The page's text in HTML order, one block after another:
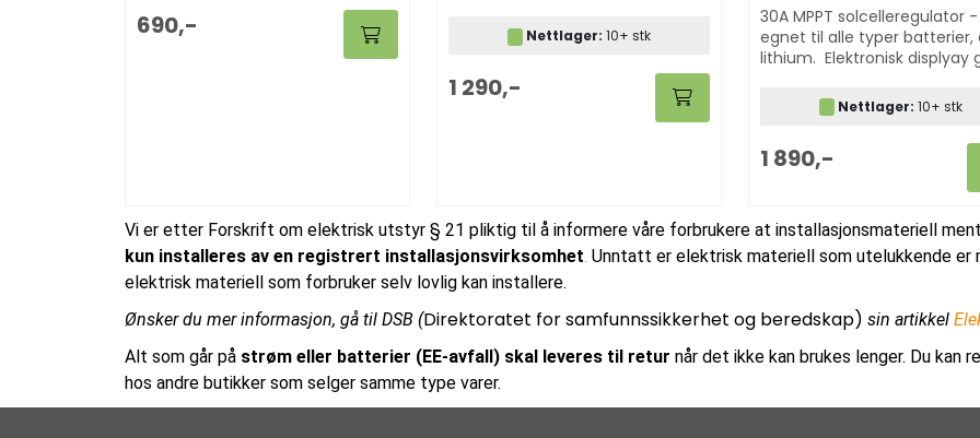
690,- Nettlager: 10+ stk
1 290,-
30A MPPT solcelleregulator - godt
egnet til alle typer batterier,
lithium. Elektronisk displyay
Nettlager: 10+ stk
1 890,-
Vi er etter Forskrift om elektrisk utstyr § 21 pliktig til å informere våre forbrukere at installasjonsmateriell
kun installeres av en registrert installasjonsvirksomhet. Unntatt er elektrisk materiell som utelukkende
elektrisk materiell som forbruker selv lovlig kan installere.
Ønsker du mer informasjon, gå til DSB (Direktoratet for samfunnssikkerhet og beredskap) sin artikkel
Alt som går på strøm eller batterier (EE-avfall) skal leveres til retur når det ikke kan brukes lenger. Du kan
hos andre butikker som selger samme type varer.